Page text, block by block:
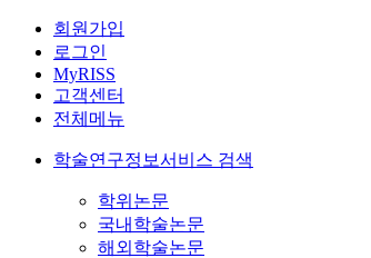
회원가입
로그인
MyRISS
고객센터
전체메뉴
학술연구정보서비스 검색
학위논문
국내학술논문
해외학술논문